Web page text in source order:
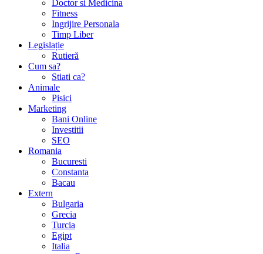
Doctor si Medicina
Fitness
Ingrijire Personala
Timp Liber
Legislație
Rutieră
Cum sa?
Stiati ca?
Animale
Pisici
Marketing
Bani Online
Investitii
SEO
Romania
Bucuresti
Constanta
Bacau
Extern
Bulgaria
Grecia
Turcia
Egipt
Italia